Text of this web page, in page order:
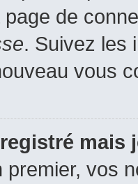
page de
. Suivez les
vous
mais
premier, vos